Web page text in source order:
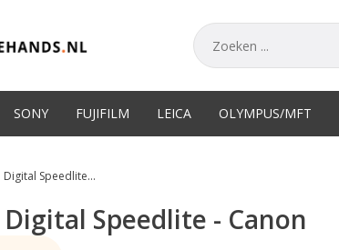
SONY FUJIFILM LEICA OLYMPUS/MFT
Digital Speedlite...
Speedlite - Canon